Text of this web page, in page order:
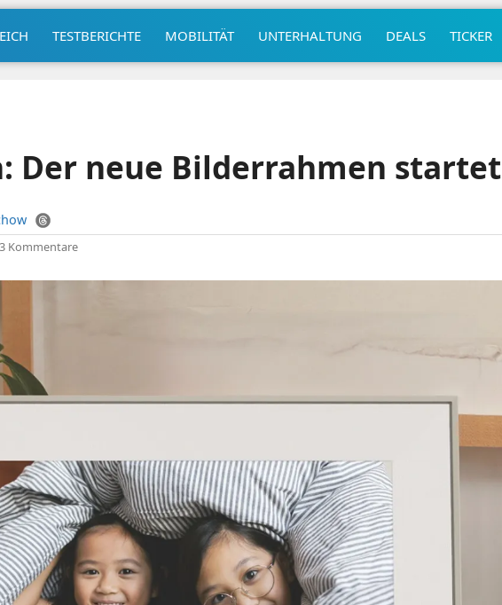
TESTBERICHTE MOBILITÄT UNTERHALTUNG DEALS TICKER
Der neue Bilderrahmen startet
3 Kommentare